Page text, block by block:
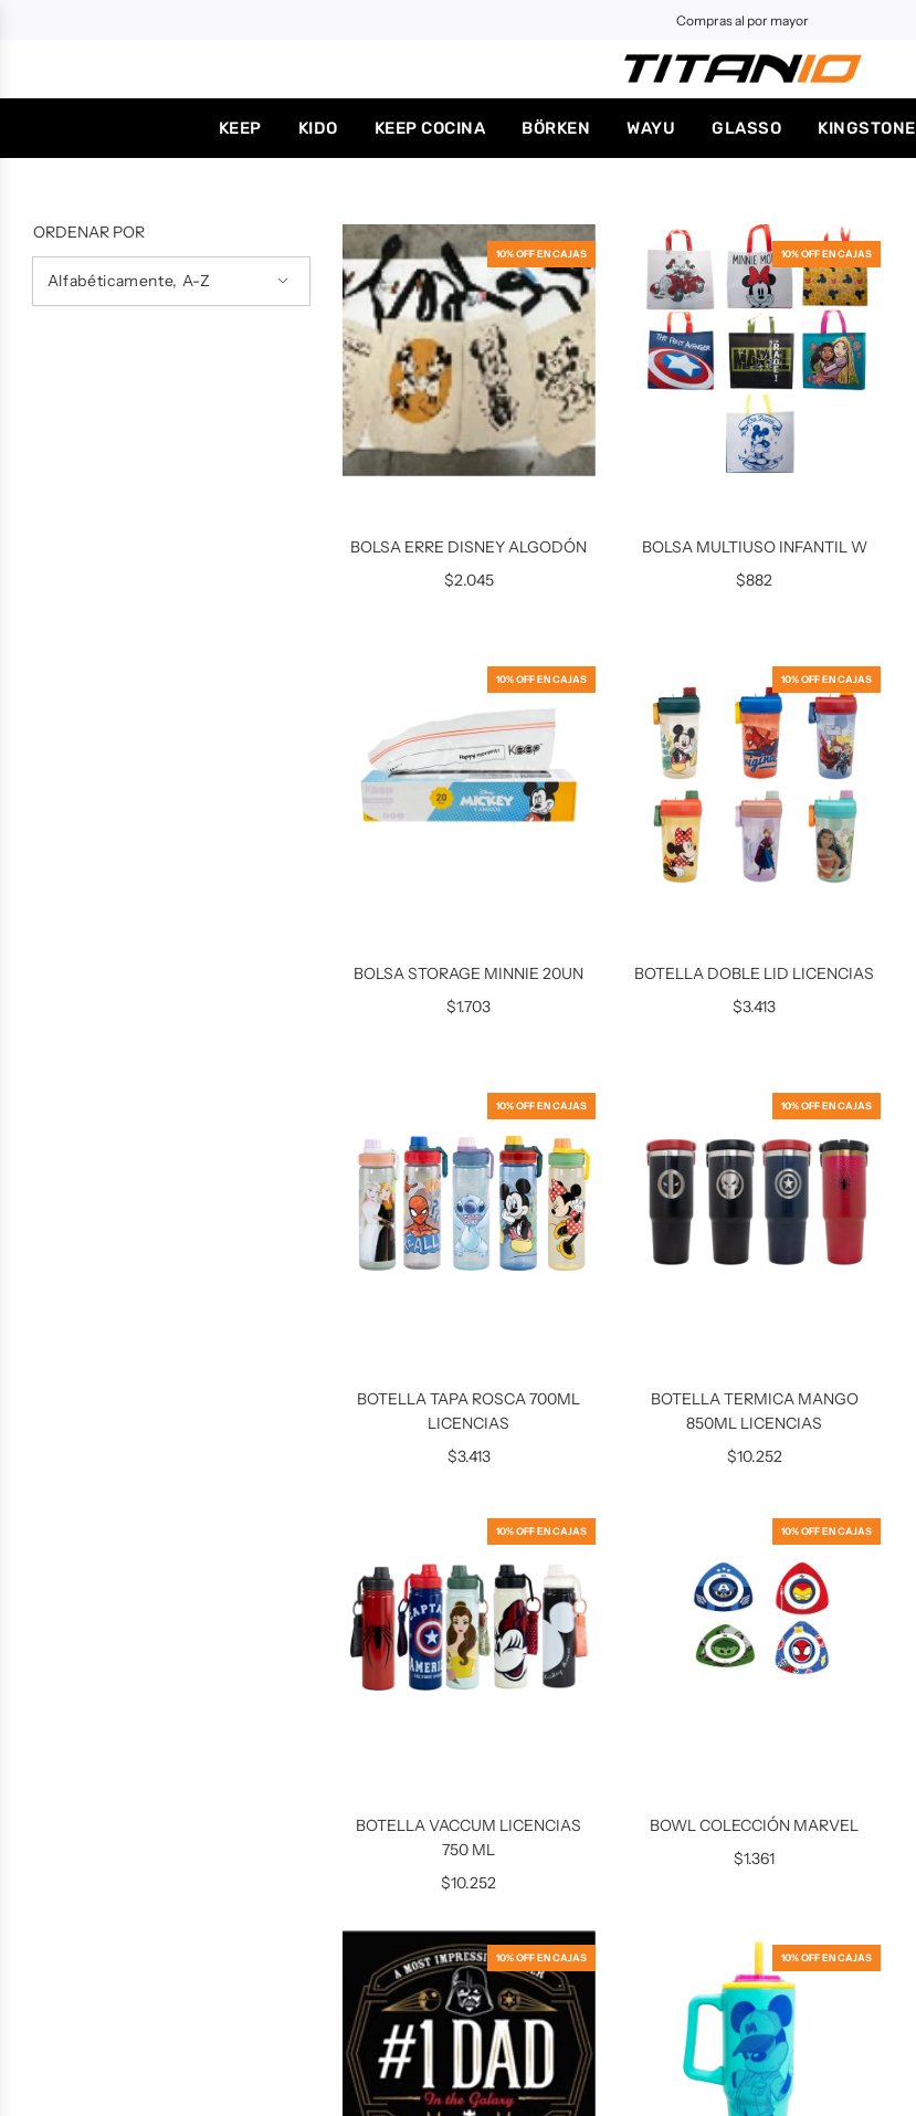
Compras al por mayor
KEEP KIDO KEEP COCINA BÖRKEN WAYU GLASSO KINGSTONE
ORDENAR POR
10% OFF EN CAJAS
BOLSA ERRE DISNEY ALGODÓN
$2.045
10% OFF EN CAJAS
BOLSA MULTIUSO INFANTIL W
$882
10% OFF EN CAJAS
BOLSA STORAGE MINNIE 20UN
$1.703
10% OFF EN CAJAS
BOTELLA DOBLE LID LICENCIAS
$3.413
10% OFF EN CAJAS
BOTELLA TAPA ROSCA 700ML
LICENCIAS
$3.413
10% OFF EN CAJAS
BOTELLA TERMICA MANGO
850ML LICENCIAS
$10.252
10% OFF EN CAJAS
BOTELLA VACCUM LICENCIAS
750 ML
$10.252
10% OFF EN CAJAS
BOWL COLECCIÓN MARVEL
$1.361
10% OFF EN CAJAS 10% OFF EN CAJAS